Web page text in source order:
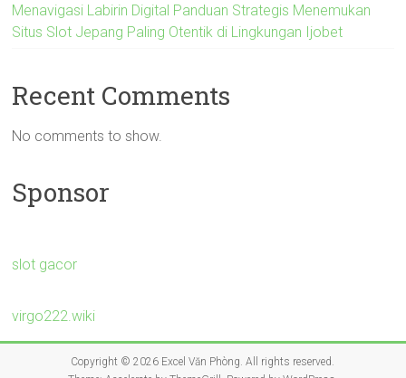
Menavigasi Labirin Digital Panduan Strategis Menemukan
Situs Slot Jepang Paling Otentik di Lingkungan Ijobet
Recent Comments
No comments to show.
Sponsor
slot gacor
virgo222.wiki
Copyright © 2026 Excel Văn Phòng . All rights reserved.